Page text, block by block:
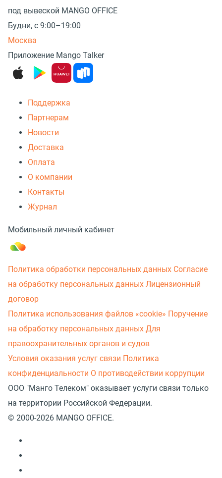
под вывеской MANGO OFFICE
Будни, с 9:00–19:00
Москва
Приложение Mango Talker
Поддержка
Партнерам
Новости
Доставка
Оплата
О компании
Контакты
Журнал
Мобильный личный кабинет
Политика обработки персональных данных Согласие
на обработку персональных данных Лицензионный
договор
Политика использования файлов «cookie» Поручение
на обработку персональных данных Для
правоохранительных органов и судов
Условия оказания услуг связи Политика
конфиденциальности О противодействии коррупции
ООО "Манго Телеком" оказывает услуги связи только
на территории Российской Федерации.
© 2000-2026 MANGO OFFICE.